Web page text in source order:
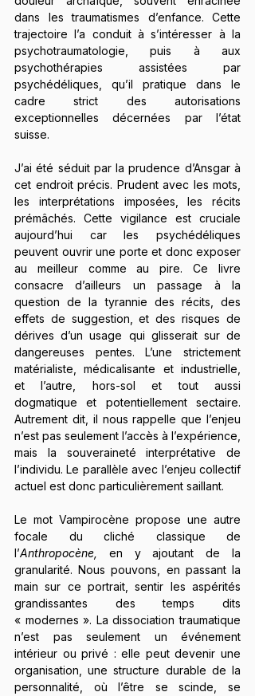
dans les traumatismes d’enfance. Cette
trajectoire l’a conduit à s’intéresser à la
psychotraumatologie, puis à aux
psychothérapies assistées par
psychédéliques, qu’il pratique dans le
cadre strict des autorisations
exceptionnelles décernées par l’état
suisse.
J’ai été séduit par la prudence d’Ansgar à
cet endroit précis. Prudent avec les mots,
les interprétations imposées, les récits
prémâchés. Cette vigilance est cruciale
aujourd’hui car les psychédéliques
peuvent ouvrir une porte et donc exposer
au meilleur comme au pire. Ce livre
consacre d’ailleurs un passage à la
question de la tyrannie des récits, des
effets de suggestion, et des risques de
dérives d’un usage qui glisserait sur de
dangereuses pentes. L’une strictement
matérialiste, médicalisante et industrielle,
et l’autre, hors-sol et tout aussi
dogmatique et potentiellement sectaire.
Autrement dit, il nous rappelle que l’enjeu
n’est pas seulement l’accès à l’expérience,
mais la souveraineté interprétative de
l’individu. Le parallèle avec l’enjeu collectif
actuel est donc particulièrement saillant.
Le mot Vampirocène propose une autre
focale du cliché classique de
l’Anthropocène, en y ajoutant de la
granularité. Nous pouvons, en passant la
main sur ce portrait, sentir les aspérités
grandissantes des temps dits
« modernes ». La dissociation traumatique
n’est pas seulement un événement
intérieur ou privé : elle peut devenir une
organisation, une structure durable de la
personnalité, où l’être se scinde, se